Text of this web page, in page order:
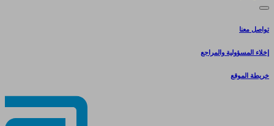
تواصل معنا
إخلاء المسؤولية والمراجع
خريطة الموقع